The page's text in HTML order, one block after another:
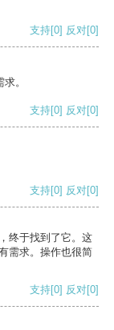
支持[0] 反对[0]
。
支持[0] 反对[0]
支持[0] 反对[0]
终于找到了它。这
需求。操作也很简
支持[0] 反对[0]